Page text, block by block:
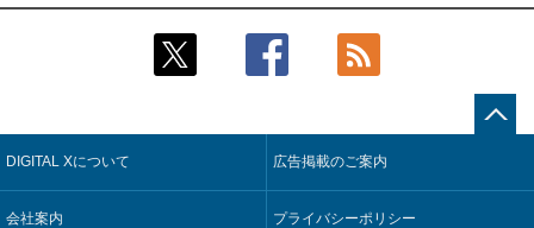
Umios、消費者起点の販売計画策定に向けたAIシステムを本格
4
コスモ石油、製油所の設備点検への四足歩行ロボット利用を
鹿島建設、鋼管柱へのコンクリート充填時の異常を検出する
AIを遠隔監視システムに実装
4
そもそも今の仕事はAIエージェントを求めているのか【第25
DIGITAL Xについて 広告掲載のご案内
会社案内 プライバシーポリシー